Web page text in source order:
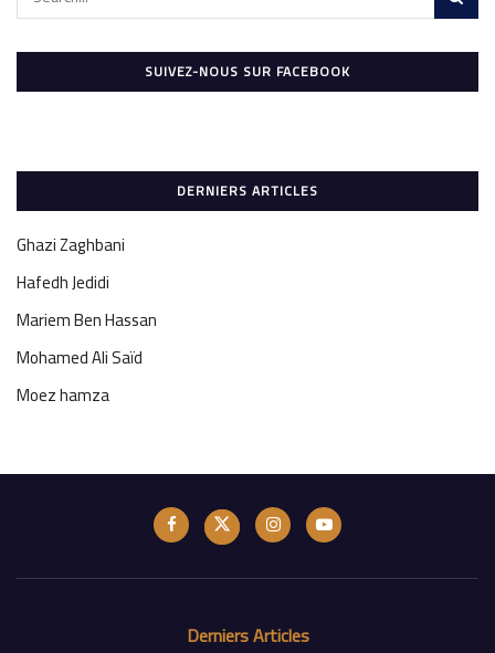
SUIVEZ-NOUS SUR FACEBOOK
DERNIERS ARTICLES
Ghazi Zaghbani
Hafedh Jedidi
Mariem Ben Hassan
Mohamed Ali Saïd
Moez hamza
Derniers Articles